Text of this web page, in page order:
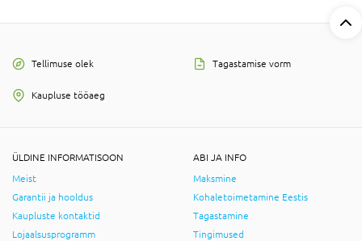
Tellimuse olek Tagastamise vorm
Kaupluse tööaeg
ÜLDINE INFORMATISOON
Meist
Garantii ja hooldus
Kaupluste kontaktid
Lojaalsusprogramm
ABI JA INFO
Maksmine
Kohaletoimetamine Eestis
Tagastamine
Tingimused